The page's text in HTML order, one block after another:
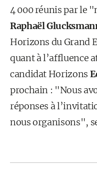
4 000 réunis par le
Raphaël
Horizons du Grand
quant à l’affluence
candidat Horizons
prochain : "Nous
réponses à
nous organisons",